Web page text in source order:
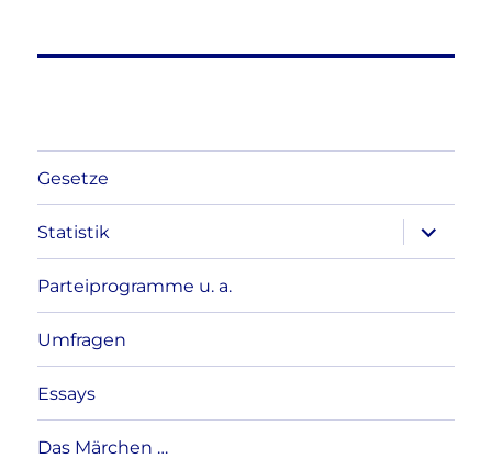
Gesetze
Statistik
anzeigen
Parteiprogramme u. a.
Umfragen
Essays
Das Märchen …